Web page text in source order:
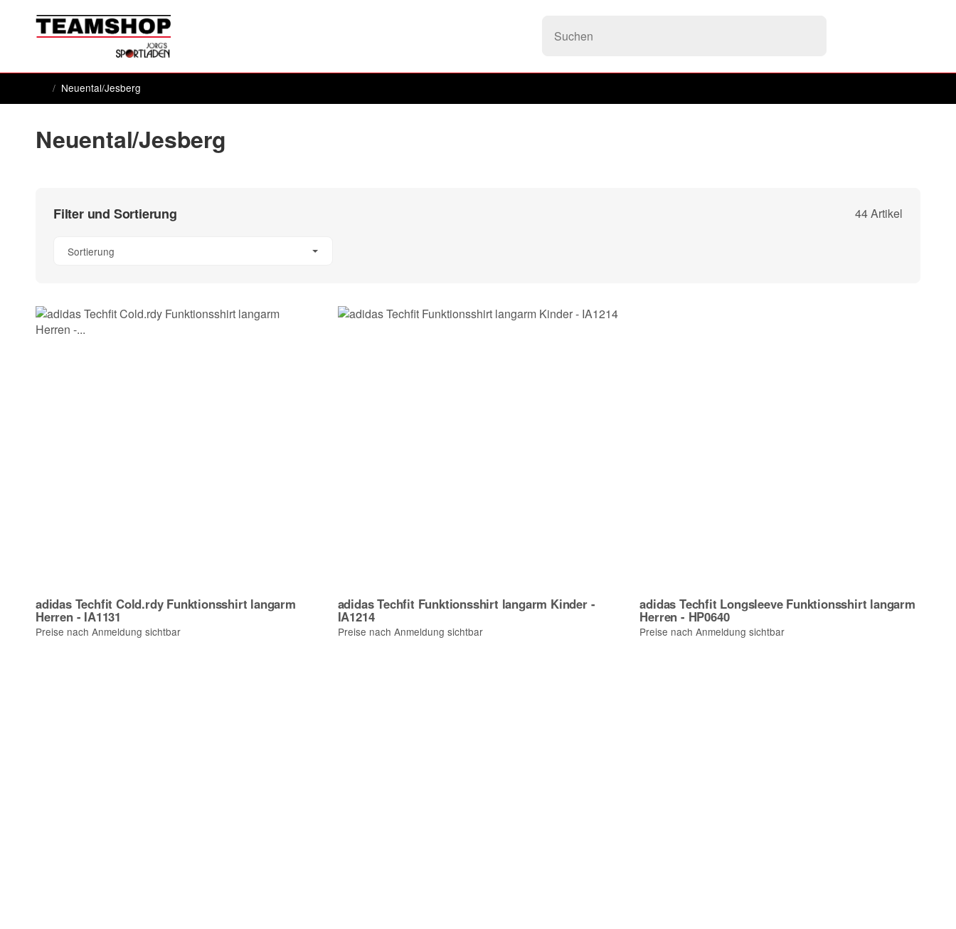
/ Neuental/Jesberg
Neuental/Jesberg
Filter und Sortierung 44 Artikel
Sortierung
adidas Techfit Cold.rdy Funktionsshirt langarm
Herren - IA1131
Preise nach Anmeldung sichtbar
adidas Techfit Funktionsshirt langarm Kinder -
IA1214
Preise nach Anmeldung sichtbar
adidas Techfit Longsleeve Funktionsshirt langarm
Herren - HP0640
Preise nach Anmeldung sichtbar